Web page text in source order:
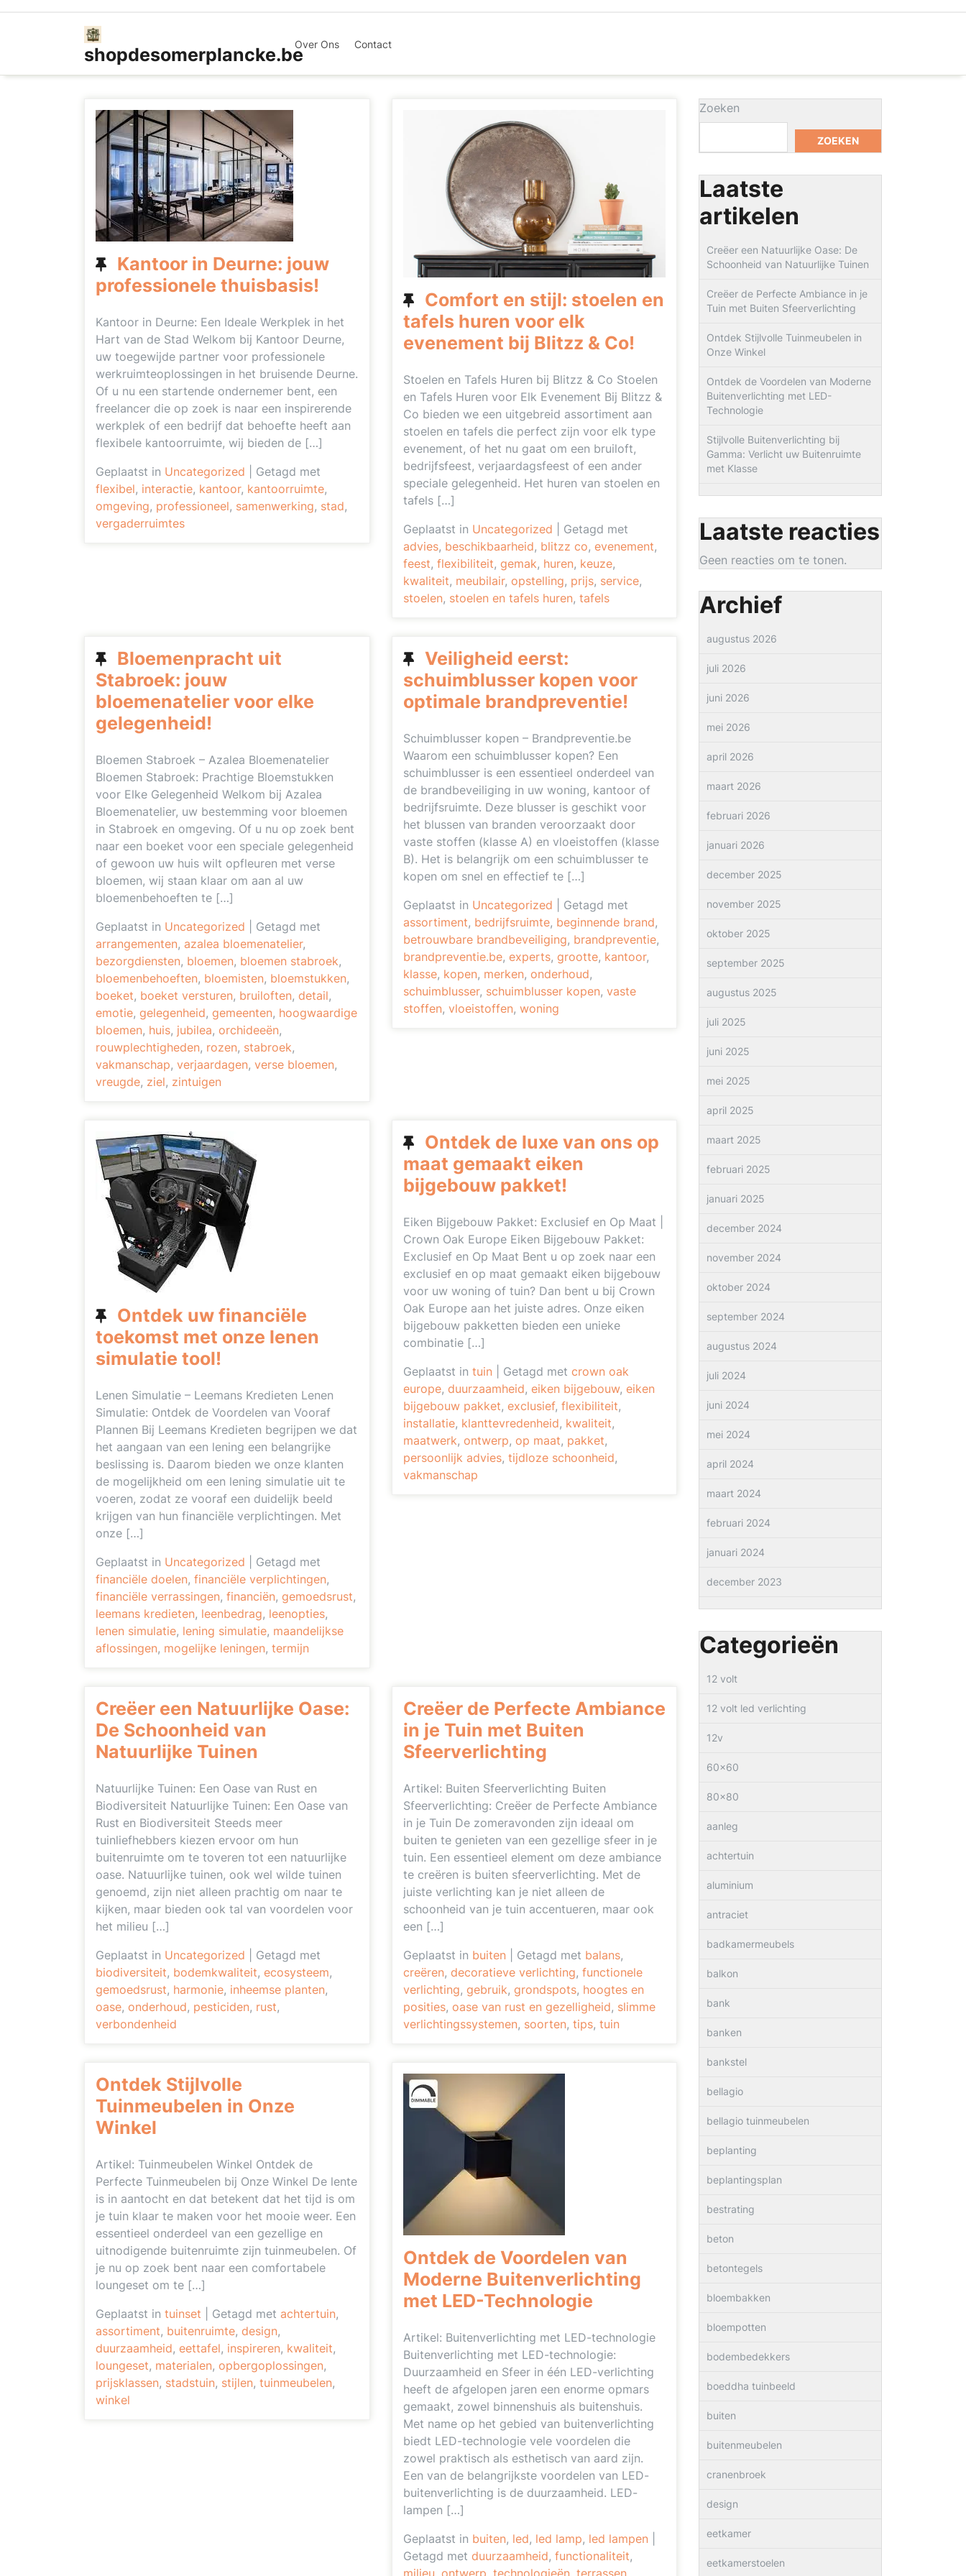
shopdesomerplancke.beOver Ons Contact
Kantoor in Deurne: jouw
professionele thuisbasis!
Kantoor in Deurne: Een Ideale Werkplek in het
Hart van de Stad Welkom bij Kantoor Deurne,
uw toegewijde partner voor professionele
werkruimteoplossingen in het bruisende Deurne.
Of u nu een startende ondernemer bent, een
freelancer die op zoek is naar een inspirerende
werkplek of een bedrijf dat behoefte heeft aan
flexibele kantoorruimte, wij bieden de […]
Geplaatst in Uncategorized
Getagd met
flexibel, interactie, kantoor, kantoorruimte,
omgeving, professioneel, samenwerking, stad,
vergaderruimtes
Comfort en stijl: stoelen en
tafels huren voor elk
evenement bij Blitzz & Co!
Stoelen en Tafels Huren bij Blitzz & Co Stoelen
en Tafels Huren voor Elk Evenement Bij Blitzz &
Co bieden we een uitgebreid assortiment aan
stoelen en tafels die perfect zijn voor elk type
evenement, of het nu gaat om een bruiloft,
bedrijfsfeest, verjaardagsfeest of een ander
speciale gelegenheid. Het huren van stoelen en
tafels […]
Geplaatst in Uncategorized
Getagd met
advies, beschikbaarheid, blitzz co, evenement,
feest, flexibiliteit, gemak, huren, keuze,
kwaliteit, meubilair, opstelling, prijs, service,
stoelen, stoelen en tafels huren, tafels
Bloemenpracht uit
Stabroek: jouw
bloemenatelier voor elke
gelegenheid!
Bloemen Stabroek – Azalea Bloemenatelier
Bloemen Stabroek: Prachtige Bloemstukken
voor Elke Gelegenheid Welkom bij Azalea
Bloemenatelier, uw bestemming voor bloemen
in Stabroek en omgeving. Of u nu op zoek bent
naar een boeket voor een speciale gelegenheid
of gewoon uw huis wilt opfleuren met verse
bloemen, wij staan klaar om aan al uw
bloemenbehoeften te […]
Geplaatst in Uncategorized
Getagd met
arrangementen, azalea bloemenatelier,
bezorgdiensten, bloemen, bloemen stabroek,
bloemenbehoeften, bloemisten, bloemstukken,
boeket, boeket versturen, bruiloften, detail,
emotie, gelegenheid, gemeenten, hoogwaardige
bloemen, huis, jubilea, orchideeën,
rouwplechtigheden, rozen, stabroek,
vakmanschap, verjaardagen, verse bloemen,
vreugde, ziel, zintuigen
Veiligheid eerst:
schuimblusser kopen voor
optimale brandpreventie!
Schuimblusser kopen – Brandpreventie.be
Waarom een schuimblusser kopen? Een
schuimblusser is een essentieel onderdeel van
de brandbeveiliging in uw woning, kantoor of
bedrijfsruimte. Deze blusser is geschikt voor
het blussen van branden veroorzaakt door
vaste stoffen (klasse A) en vloeistoffen (klasse
B). Het is belangrijk om een schuimblusser te
kopen om snel en effectief te […]
Geplaatst in Uncategorized
Getagd met
assortiment, bedrijfsruimte, beginnende brand,
betrouwbare brandbeveiliging, brandpreventie,
brandpreventie.be, experts, grootte, kantoor,
klasse, kopen, merken, onderhoud,
schuimblusser, schuimblusser kopen, vaste
stoffen, vloeistoffen, woning
Ontdek uw financiële
toekomst met onze lenen
simulatie tool!
Lenen Simulatie – Leemans Kredieten Lenen
Simulatie: Ontdek de Voordelen van Vooraf
Plannen Bij Leemans Kredieten begrijpen we dat
het aangaan van een lening een belangrijke
beslissing is. Daarom bieden we onze klanten
de mogelijkheid om een lening simulatie uit te
voeren, zodat ze vooraf een duidelijk beeld
krijgen van hun financiële verplichtingen. Met
onze […]
Geplaatst in Uncategorized
Getagd met
financiële doelen, financiële verplichtingen,
financiële verrassingen, financiën, gemoedsrust,
leemans kredieten, leenbedrag, leenopties,
lenen simulatie, lening simulatie, maandelijkse
aflossingen, mogelijke leningen, termijn
Ontdek de luxe van ons op
maat gemaakt eiken
bijgebouw pakket!
Eiken Bijgebouw Pakket: Exclusief en Op Maat |
Crown Oak Europe Eiken Bijgebouw Pakket:
Exclusief en Op Maat Bent u op zoek naar een
exclusief en op maat gemaakt eiken bijgebouw
voor uw woning of tuin? Dan bent u bij Crown
Oak Europe aan het juiste adres. Onze eiken
bijgebouw pakketten bieden een unieke
combinatie […]
Geplaatst in tuin| Getagd met crown oak
europe, duurzaamheid, eiken bijgebouw, eiken
bijgebouw pakket, exclusief, flexibiliteit,
installatie, klanttevredenheid, kwaliteit,
maatwerk, ontwerp, op maat, pakket,
persoonlijk advies, tijdloze schoonheid,
vakmanschap
Creëer een Natuurlijke Oase:
De Schoonheid van
Natuurlijke Tuinen
Natuurlijke Tuinen: Een Oase van Rust en
Biodiversiteit Natuurlijke Tuinen: Een Oase van
Rust en Biodiversiteit Steeds meer
tuinliefhebbers kiezen ervoor om hun
buitenruimte om te toveren tot een natuurlijke
oase. Natuurlijke tuinen, ook wel wilde tuinen
genoemd, zijn niet alleen prachtig om naar te
kijken, maar bieden ook tal van voordelen voor
het milieu […]
Geplaatst in Uncategorized
Getagd met
biodiversiteit, bodemkwaliteit, ecosysteem,
gemoedsrust, harmonie, inheemse planten,
oase, onderhoud, pesticiden, rust,
verbondenheid
Creëer de Perfecte Ambiance
in je Tuin met Buiten
Sfeerverlichting
Artikel: Buiten Sfeerverlichting Buiten
Sfeerverlichting: Creëer de Perfecte Ambiance
in je Tuin De zomeravonden zijn ideaal om
buiten te genieten van een gezellige sfeer in je
tuin. Een essentieel element om deze ambiance
te creëren is buiten sfeerverlichting. Met de
juiste verlichting kan je niet alleen de
schoonheid van je tuin accentueren, maar ook
een […]
Geplaatst in buiten| Getagd met balans,
creëren, decoratieve verlichting, functionele
verlichting, gebruik, grondspots, hoogtes en
posities, oase van rust en gezelligheid, slimme
verlichtingssystemen, soorten, tips, tuin
Ontdek Stijlvolle
Tuinmeubelen in Onze
Winkel
Artikel: Tuinmeubelen Winkel Ontdek de
Perfecte Tuinmeubelen bij Onze Winkel De lente
is in aantocht en dat betekent dat het tijd is om
je tuin klaar te maken voor het mooie weer. Een
essentieel onderdeel van een gezellige en
uitnodigende buitenruimte zijn tuinmeubelen. Of
je nu op zoek bent naar een comfortabele
loungeset om te […]
Geplaatst in tuinset Getagd met achtertuin,
assortiment, buitenruimte, design,
duurzaamheid, eettafel, inspireren, kwaliteit,
loungeset, materialen, opbergoplossingen,
prijsklassen, stadstuin, stijlen, tuinmeubelen,
winkel
Ontdek de Voordelen van
Moderne Buitenverlichting
met LED-Technologie
Artikel: Buitenverlichting met LED-technologie
Buitenverlichting met LED-technologie:
Duurzaamheid en Sfeer in één LED-verlichting
heeft de afgelopen jaren een enorme opmars
gemaakt, zowel binnenshuis als buitenshuis.
Met name op het gebied van buitenverlichting
biedt LED-technologie vele voordelen die
zowel praktisch als esthetisch van aard zijn.
Een van de belangrijkste voordelen van LED-
buitenverlichting is de duurzaamheid. LED-
lampen […]
Geplaatst in buiten, led, led lamp, led lampen|
Getagd met duurzaamheid, functionaliteit,
milieu ontwerp technologieën, terrassen,
Zoeken
ZOEKEN
Laatste
artikelen
Creëer een Natuurlijke Oase: De
Schoonheid van Natuurlijke Tuinen
Creëer de Perfecte Ambiance in je
Tuin met Buiten Sfeerverlichting
Ontdek Stijlvolle Tuinmeubelen in
Onze Winkel
Ontdek de Voordelen van Moderne
Buitenverlichting met LED-
Technologie
Stijlvolle Buitenverlichting bij
Gamma: Verlicht uw Buitenruimte
met Klasse
Laatste reacties
Geen reacties om te tonen.
Archief
augustus 2026
juli 2026
juni 2026
mei 2026
april 2026
maart 2026
februari 2026
januari 2026
december 2025
november 2025
oktober 2025
september 2025
augustus 2025
juli 2025
juni 2025
mei 2025
april 2025
maart 2025
februari 2025
januari 2025
december 2024
november 2024
oktober 2024
september 2024
augustus 2024
juli 2024
juni 2024
mei 2024
april 2024
maart 2024
februari 2024
januari 2024
december 2023
Categorieën
12 volt
12 volt led verlichting
12v
60×60
80×80
aanleg
achtertuin
aluminium
antraciet
badkamermeubels
balkon
bank
banken
bankstel
bellagio
bellagio tuinmeubelen
beplanting
beplantingsplan
bestrating
beton
betontegels
bloembakken
bloempotten
bodembedekkers
boeddha tuinbeeld
buiten
buitenmeubelen
cranenbroek
design
eetkamer
eetkamerstoelen